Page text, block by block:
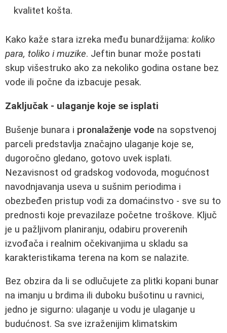
kvalitet košta.
Kako kaže stara izreka među bunardžijama: koliko
para, toliko i muzike. Jeftin bunar može postati
skup višestruko ako za nekoliko godina ostane bez
vode ili počne da izbacuje pesak.
Zaključak - ulaganje koje se isplati
Bušenje bunara i pronalaženje vode na sopstvenoj
parceli predstavlja značajno ulaganje koje se,
dugoročno gledano, gotovo uvek isplati.
Nezavisnost od gradskog vodovoda, mogućnost
navodnjavanja useva u sušnim periodima i
obezbeđen pristup vodi za domaćinstvo - sve su to
prednosti koje prevazilaze početne troškove. Ključ
je u pažljivom planiranju, odabiru proverenih
izvođača i realnim očekivanjima u skladu sa
karakteristikama terena na kom se nalazite.
Bez obzira da li se odlučujete za plitki kopani bunar
na imanju u brdima ili duboku bušotinu u ravnici,
jedno je sigurno: ulaganje u vodu je ulaganje u
budućnost. Sa sve izraženijim klimatskim